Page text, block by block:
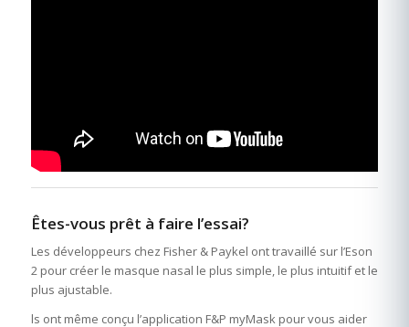
Êtes-vous prêt à faire l’essai?
Les développeurs chez Fisher & Paykel ont travaillé sur l’Eson
2 pour créer le masque nasal le plus simple, le plus intuitif et le
plus ajustable.
ls ont même conçu l’application F&P myMask pour vous aider